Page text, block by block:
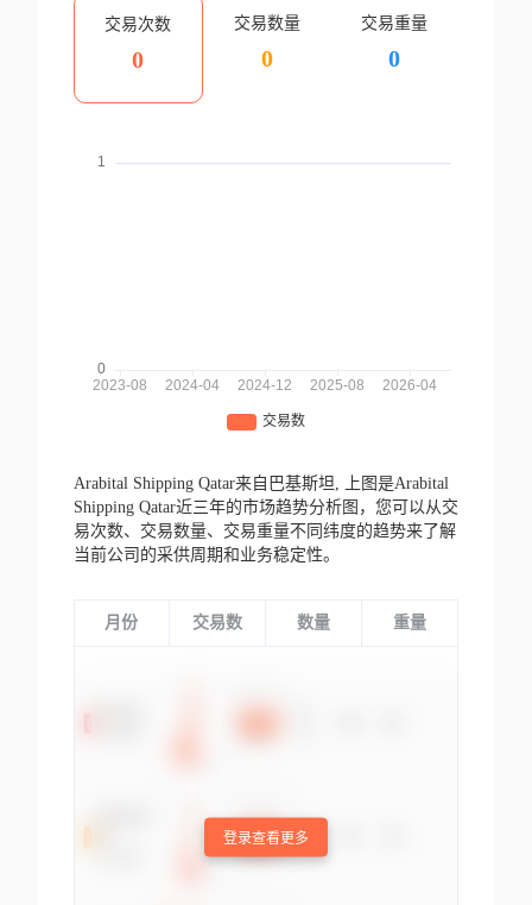
交易次数
0
交易数量
0
交易重量
0
Arabital Shipping Qatar来自巴基斯坦,
上图是Arabital
Shipping Qatar近三年的市场趋势分析图，您可以从交
易次数、交易数量、交易重量不同纬度的趋势来了解
当前公司的采供周期和业务稳定性。
月份 交易数 数量 重量
登录查看更多